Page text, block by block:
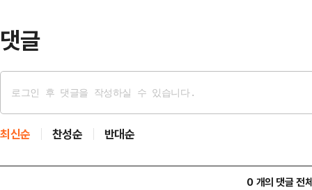
댓글
최신순 찬성순 반대순
0 개의 댓글 전